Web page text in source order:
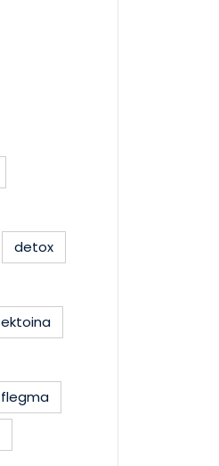
detox
ektoina
flegma